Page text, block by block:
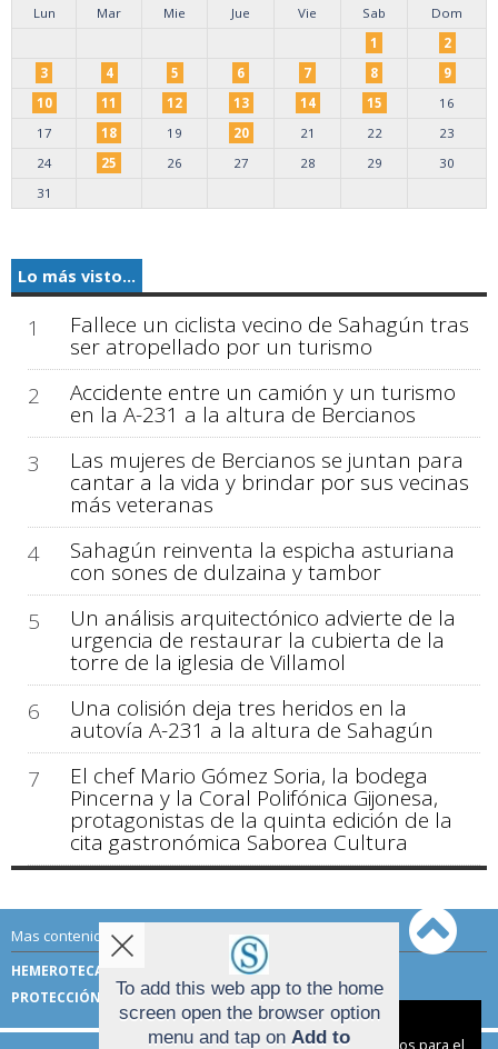
Lun
Mar Mie Jue Vie Sab
Dom
1
2
3
4 5 6 7 8
9
10
11 12 13 14 15
16
17
18 19 20 21 22
23
24
25 26 27 28 29
30
31
Lo más visto...
1 Fallece un ciclista vecino de Sahagún tras
ser atropellado por un turismo
2
Accidente entre un camión y un turismo
en la A-231 a la altura de Bercianos
3
Las mujeres de Bercianos se juntan para
cantar a la vida y brindar por sus vecinas
más veteranas
4
Sahagún reinventa la espicha asturiana
con sones de dulzaina y tambor
5
Un análisis arquitectónico advierte de la
urgencia de restaurar la cubierta de la
torre de la iglesia de Villamol
6
Una colisión deja tres heridos en la
autovía A-231 a la altura de Sahagún
7
El chef Mario Gómez Soria, la bodega
Pincerna y la Coral Polifónica Gijonesa,
protagonistas de la quinta edición de la
cita gastronómica Saborea Cultura
Mas contenido de Sahagún Digital:
HEMEROTECA
TÉRMINOS DE USO
PROTECCIÓN DE DATOSTo add this web app to the home
screen open the browser option
menu and tap on Add to
Aviso sobre el Uso de cookies:
Utilizamos cookies nuestras y de terceros para el